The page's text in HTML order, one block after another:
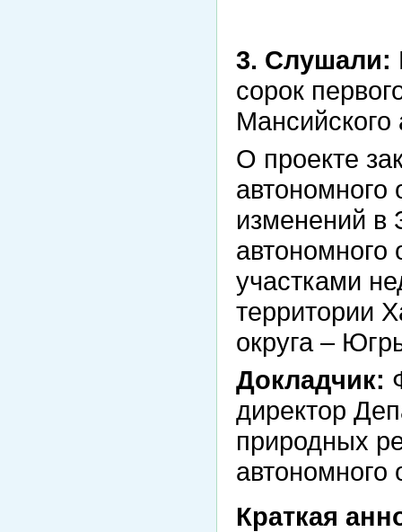
3. Слушали:
сорок
О проекте
изменений в
участками
территории
округа –
Докладчик:
директор
природных
автономного
Краткая